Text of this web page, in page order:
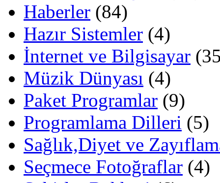
Haberler (84)
Hazır Sistemler (4)
İnternet ve Bilgisayar
Müzik Dünyası (4)
Paket Programlar (9)
Programlama Dilleri (5)
Sağlık,Diyet ve
Seçmece Fotoğraflar (4)